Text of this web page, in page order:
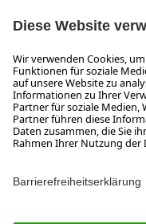
Wir freuen uns auf
Gerne stehen wir Ihnen
bis 17:30 Uhr und am
Verfügung.
Das Unternehmen Jobs